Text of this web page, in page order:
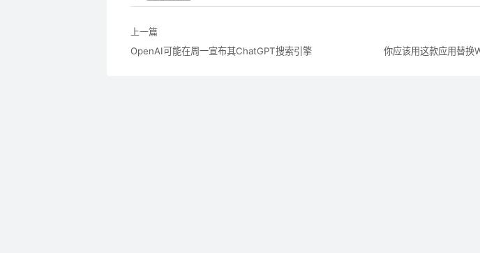
上一篇
OpenAI可能在周一宣布其ChatGPT搜索引擎
你应该用这款应用替换